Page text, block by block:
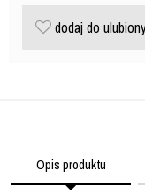
dodaj do
Opis produktu